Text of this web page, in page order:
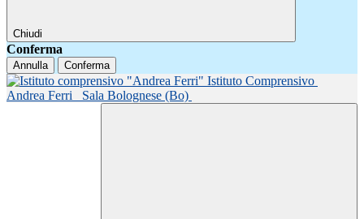
Chiudi
Conferma
Annulla Conferma
Istituto Comprensivo
Andrea Ferri
Sala Bolognese (Bo)